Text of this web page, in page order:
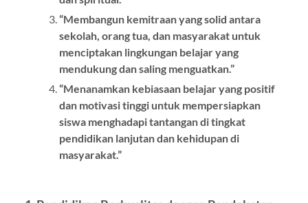
“Membangun kemitraan yang solid antara
sekolah, orang tua, dan masyarakat untuk
menciptakan lingkungan belajar yang
mendukung dan saling menguatkan.”
“Menanamkan kebiasaan belajar yang positif
dan motivasi tinggi untuk mempersiapkan
siswa menghadapi tantangan di tingkat
pendidikan lanjutan dan kehidupan di
masyarakat.”